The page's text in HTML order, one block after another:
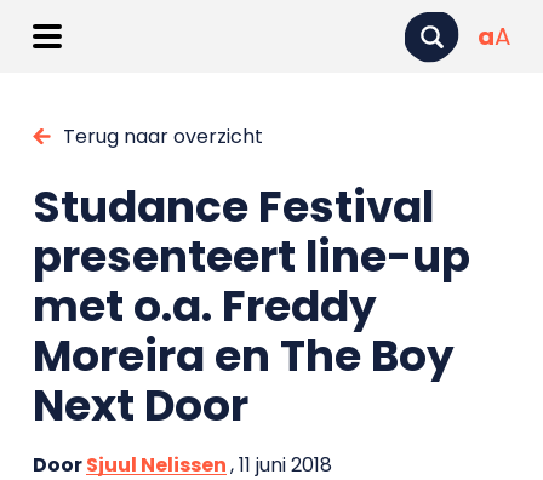
aA
Terug naar overzicht
Studance Festival
presenteert line-up
met o.a. Freddy
Moreira en The Boy
Next Door
DoorSjuul Nelissen, 11 juni 2018